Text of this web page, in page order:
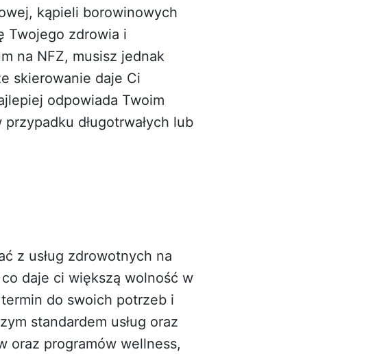
kąpieli borowinowych
Twojego zdrowia i
na NFZ, musisz jednak
skierowanie daje Ci
odpowiada Twoim
długotrwałych lub
z usług zdrowotnych na
co daje ci większą wolność w
do swoich potrzeb i
standardem usług oraz
oraz programów wellness,